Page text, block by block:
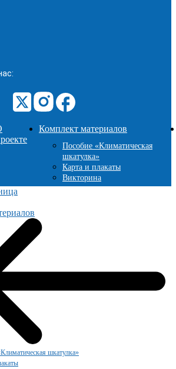
Комплект материалов
Пособие «Климатическая
шкатулка»
Карта и плакаты
Викторина
шкатулка»